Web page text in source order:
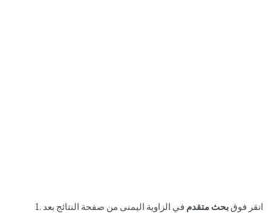
انقر فوقبحث متقدم في الزاوية اليمنى من صفحة النتائج بعد